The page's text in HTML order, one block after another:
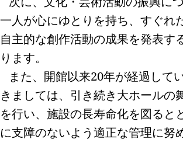
一人が心にゆとりを持ち、すぐれ
自主的な創作活動の成果を発表す
ります。
また、開館以来20年が経過して
きましては、引き続き大ホールの
を行い、施設の長寿命化を図ると
に支障のないよう適正な管理に努